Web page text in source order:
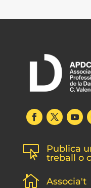

Publica
treball o
 Associa't